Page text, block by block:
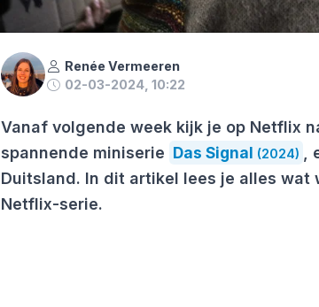
Renée Vermeeren
02-03-2024, 10:22
Vanaf volgende week kijk je op Netflix
spannende miniserie Das Signal (2024)
Duitsland. In dit artikel lees je alles wat
Netflix-serie.